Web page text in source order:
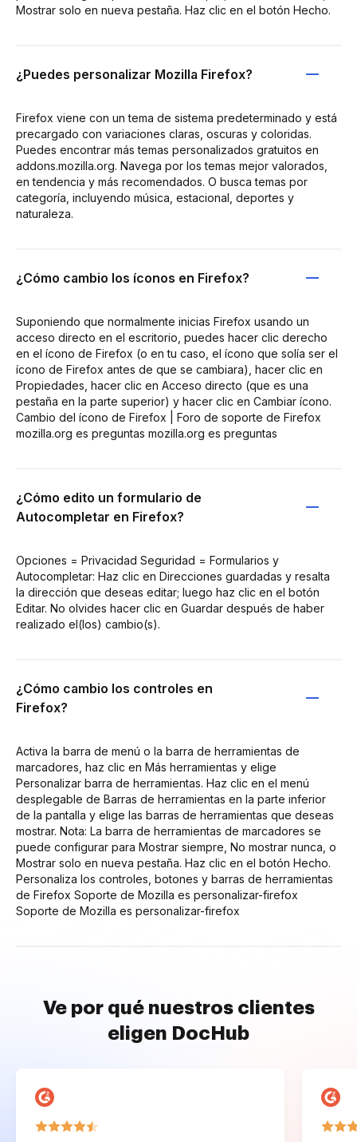
Mostrar solo en nueva pestaña. Haz clic en el botón Hecho.
¿Puedes personalizar Mozilla Firefox?
Firefox viene con un tema de sistema predeterminado y está
precargado con variaciones claras, oscuras y coloridas.
Puedes encontrar más temas personalizados gratuitos en
addons.mozilla.org. Navega por los temas mejor valorados,
en tendencia y más recomendados. O busca temas por
categoría, incluyendo música, estacional, deportes y
naturaleza.
¿Cómo cambio los íconos en Firefox?
Suponiendo que normalmente inicias Firefox usando un
acceso directo en el escritorio, puedes hacer clic derecho
en el ícono de Firefox (o en tu caso, el ícono que solía ser el
ícono de Firefox antes de que se cambiara), hacer clic en
Propiedades, hacer clic en Acceso directo (que es una
pestaña en la parte superior) y hacer clic en Cambiar ícono.
Cambio del ícono de Firefox | Foro de soporte de Firefox
mozilla.org es preguntas mozilla.org es preguntas
¿Cómo edito un formulario de
Autocompletar en Firefox?
Opciones = Privacidad Seguridad = Formularios y
Autocompletar: Haz clic en Direcciones guardadas y resalta
la dirección que deseas editar; luego haz clic en el botón
Editar. No olvides hacer clic en Guardar después de haber
realizado el(los) cambio(s).
¿Cómo cambio los controles en
Firefox?
Activa la barra de menú o la barra de herramientas de
marcadores, haz clic en Más herramientas y elige
Personalizar barra de herramientas. Haz clic en el menú
desplegable de Barras de herramientas en la parte inferior
de la pantalla y elige las barras de herramientas que deseas
mostrar. Nota: La barra de herramientas de marcadores se
puede configurar para Mostrar siempre, No mostrar nunca, o
Mostrar solo en nueva pestaña. Haz clic en el botón Hecho.
Personaliza los controles, botones y barras de herramientas
de Firefox Soporte de Mozilla es personalizar-firefox
Soporte de Mozilla es personalizar-firefox
Ve por qué nuestros clientes
eligen DocHub